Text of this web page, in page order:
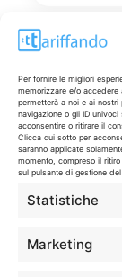
Per fornire le migliori
memorizzare e/o accedere
permetterà a noi e ai
navigazione o gli ID
acconsentire o ritirare il
Clicca qui sotto per
saranno applicate
momento, compreso il
sul pulsante di gestione
Statistiche
Marketing
Disclaimer
I marchi citati
segnalate
sui siti ufficiali.
Info